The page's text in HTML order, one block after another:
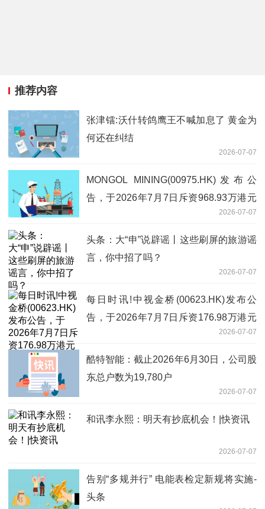
推荐内容
张津镭:沃什转鸽鹰王不喊加息了 黄金为
何还在纠结
2026-07-07
MONGOL MINING(00975.HK)发布公
告，于2026年7月7日斥资968.93万港元
2026-07-07
头条：大“申”说辟谣丨这些刷屏的旅游谣
言，你中招了吗？
2026-07-07
每日时讯!中视金桥(00623.HK)发布公
告，于2026年7月7日斥资176.98万港元
2026-07-07
酷特智能：截止2026年6月30日，公司股
东总户数为19,780户
2026-07-07
和讯李永熙：明天有抄底机会！|快资讯
2026-07-07
告别“多规并行” 电能表检定新规将实施-
头条